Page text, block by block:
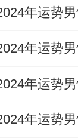
艺术领域
“三合局外
庭探究院得